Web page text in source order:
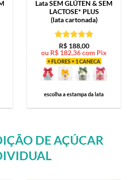
LataSEM GLÚTEN & SEM
LACTOSE* PLUS
(lata cartonada)
Avaliação5
de 5
R$188,00
ou R$ 182,36com Pix
+ FLORES + 1 CANECA
escolha a estampa da lata
DE AÇÚCAR